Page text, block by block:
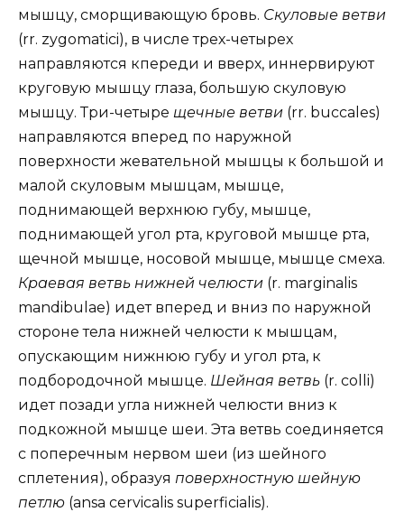
мышцу, сморщивающую бровь. Скуловые ветви
(rr. zygomatici), в числе трех-четырех
направляются кпереди и вверх, иннервируют
круговую мышцу глаза, большую скуловую
мышцу. Три-четыре щечные ветви (rr. buccales)
направляются вперед по наружной
поверхности жевательной мышцы к большой и
малой скуловым мышцам, мышце,
поднимающей верхнюю губу, мышце,
поднимающей угол рта, круговой мышце рта,
щечной мышце, носовой мышце, мышце смеха.
Краевая ветвь нижней челюсти (r. marginalis
mandibulae) идет вперед и вниз по наружной
стороне тела нижней челюсти к мышцам,
опускающим нижнюю губу и угол рта, к
подбородочной мышце. Шейная ветвь (r. colli)
идет позади угла нижней челюсти вниз к
подкожной мышце шеи. Эта ветвь соединяется
с поперечным нервом шеи (из шейного
сплетения), образуя поверхностную шейную
петлю (ansa cervicalis superficialis).